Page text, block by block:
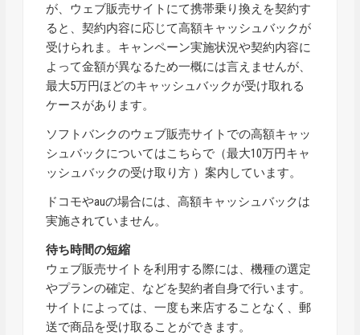
が、ウェブ販売サイトにて携帯乗り換えを契約す
ると、契約内容に応じて高額キャッシュバックが
受けられま。 キャンペーン実施状況や契約内容に
よって金額が異なるため一概には言えませんが、
最大5万円ほどのキャッシュバックが受け取れる
ケースがあります。
ソフトバンクのウェブ販売サイトでの高額キャッ
シュバックについてはこちらで（最大10万円キャ
ッシュバックの受け取り方 ）案内しています。
ドコモやauの場合には、高額キャッシュバックは
実施されていません。
待ち時間の短縮
ウェブ販売サイトを利用する際には、機種の選定
やプランの確定、などを契約者自身で行います。
サイトによっては、一度も来店することなく、郵
送で商品を受け取ることができます。